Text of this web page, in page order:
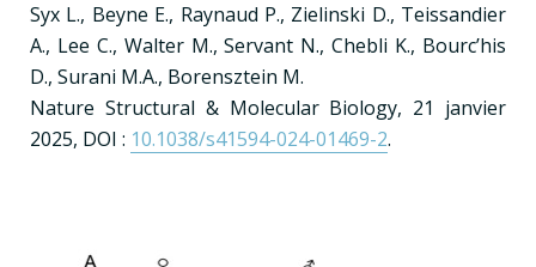
Syx L., Beyne E., Raynaud P., Zielinski D., Teissandier
A., Lee C., Walter M., Servant N., Chebli K., Bourc’his
D., Surani M.A., Borensztein M.
Nature Structural & Molecular Biology, 21 janvier
2025, DOI : 10.1038/s41594-024-01469-2.